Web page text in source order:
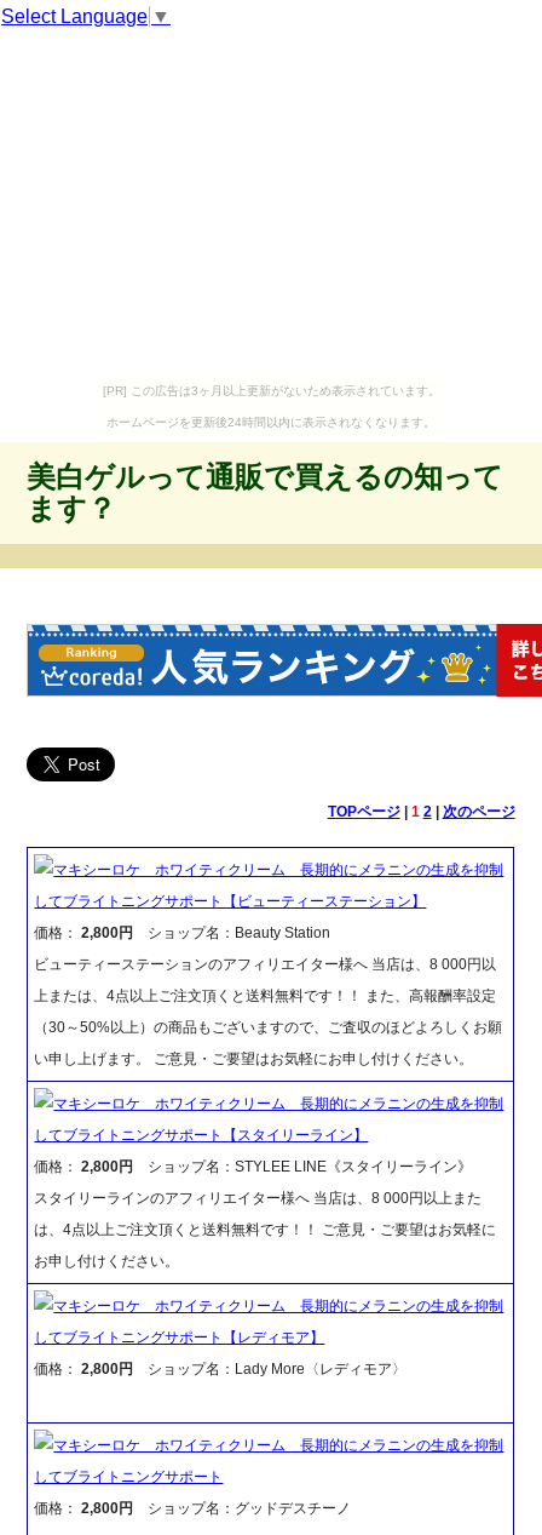
Select Language ▼
[PR] この広告は3ヶ月以上更新がないため表示されています。
ホームページを更新後24時間以内に表示されなくなります。
美白ゲルって通販で買えるの知って
ます？
TOPページ| 1 2| 次のページ
マキシーロケ ホワイティクリーム 長期的にメラニンの生成を抑制
してブライトニングサポート【ビューティーステーション】
価格：2,800円
ショップ名：Beauty Station
ビューティーステーションのアフィリエイター様へ 当店は、8 000円以
上または、4点以上ご注文頂くと送料無料です！！ また、高報酬率設定
（30～50%以上）の商品もございますので、ご査収のほどよろしくお願
い申し上げます。 ご意見・ご要望はお気軽にお申し付けください。
マキシーロケ ホワイティクリーム 長期的にメラニンの生成を抑制
してブライトニングサポート【スタイリーライン】
価格：2,800円
ショップ名：STYLEE LINE《スタイリーライン》
スタイリーラインのアフィリエイター様へ 当店は、8 000円以上また
は、4点以上ご注文頂くと送料無料です！！ ご意見・ご要望はお気軽に
お申し付けください。
マキシーロケ ホワイティクリーム 長期的にメラニンの生成を抑制
してブライトニングサポート【レディモア】
価格：2,800円 ショップ名：Lady More〈レディモア〉
マキシーロケ ホワイティクリーム 長期的にメラニンの生成を抑制
してブライトニングサポート
価格：2,800円 ショップ名：グッドデスチーノ